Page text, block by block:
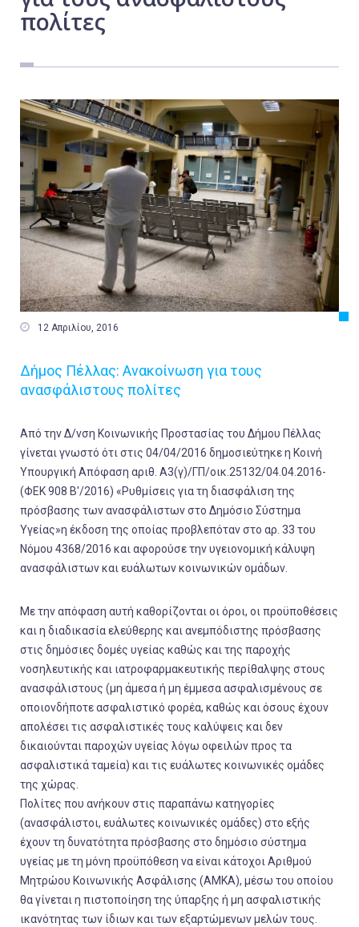
πολίτες
 12 Απριλίου, 2016
Δήμος Πέλλας: Ανακοίνωση για τους
ανασφάλιστους πολίτες
Από την Δ/νση Κοινωνικής Προστασίας του Δήμου Πέλλας
γίνεται γνωστό ότι στις 04/04/2016 δημοσιεύτηκε η Κοινή
Υπουργική Απόφαση αριθ. Α3(γ)/ΓΠ/οικ.25132/04.04.2016-
(ΦΕΚ 908 B'/2016) «Ρυθμίσεις για τη διασφάλιση της
πρόσβασης των ανασφάλιστων στο Δημόσιο Σύστημα
Υγείας»η έκδοση της οποίας προβλεπόταν στο αρ. 33 του
Νόμου 4368/2016 και αφορούσε την υγειονομική κάλυψη
ανασφάλιστων και ευάλωτων κοινωνικών ομάδων.
Με την απόφαση αυτή καθορίζονται οι όροι, οι προϋποθέσεις
και η διαδικασία ελεύθερης και ανεμπόδιστης πρόσβασης
στις δημόσιες δομές υγείας καθώς και της παροχής
νοσηλευτικής και ιατροφαρμακευτικής περίθαλψης στους
ανασφάλιστους (μη άμεσα ή μη έμμεσα ασφαλισμένους σε
οποιονδήποτε ασφαλιστικό φορέα, καθώς και όσους έχουν
απολέσει τις ασφαλιστικές τους καλύψεις και δεν
δικαιούνται παροχών υγείας λόγω οφειλών προς τα
ασφαλιστικά ταμεία) και τις ευάλωτες κοινωνικές ομάδες
της χώρας.
Πολίτες που ανήκουν στις παραπάνω κατηγορίες
(ανασφάλιστοι, ευάλωτες κοινωνικές ομάδες) στο εξής
έχουν τη δυνατότητα πρόσβασης στο δημόσιο σύστημα
υγείας με τη μόνη προϋπόθεση να είναι κάτοχοι Αριθμού
Μητρώου Κοινωνικής Ασφάλισης (ΑΜΚΑ), μέσω του οποίου
θα γίνεται η πιστοποίηση της ύπαρξης ή μη ασφαλιστικής
ικανότητας των ίδιων και των εξαρτώμενων μελών τους.
Τοπικά
Αγροτικά
Οικονομία
Πολιτική
Αθλητικά
Αστυνομικό Δελτίο